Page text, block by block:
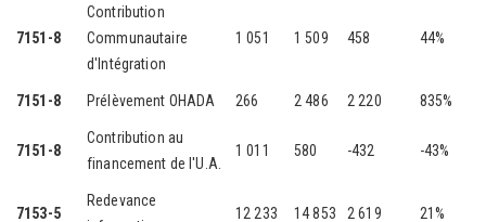
7151-8
Contribution
Communautaire
d'Intégration
1 051 1 509 458 44%
7151-8 Prélèvement OHADA 266 2 486 2 220 835%
7151-8
Contribution au
financement de l'U.A.
1 011 580 -432 -43%
7153-5
Redevance
12 233 14 853 2 619 21%